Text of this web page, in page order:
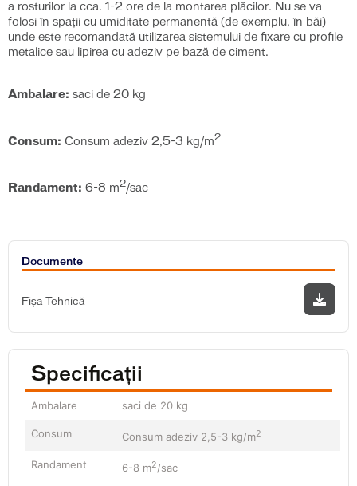
a rosturilor la cca. 1-2 ore de la montarea plăcilor. Nu se va
folosi în spaţii cu umiditate permanentă (de exemplu, în băi)
unde este recomandată utilizarea sistemului de fixare cu profile
metalice sau lipirea cu adeziv pe bază de ciment.
Ambalare: saci de 20 kg
Consum: Consum adeziv 2,5-3 kg/m2
Randament: 6-8 m2/sac
Documente
Fișa Tehnică
Specificații
Ambalare saci de 20 kg
Consum Consum adeziv 2,5-3 kg/m2
Randament 6-8 m2/sac